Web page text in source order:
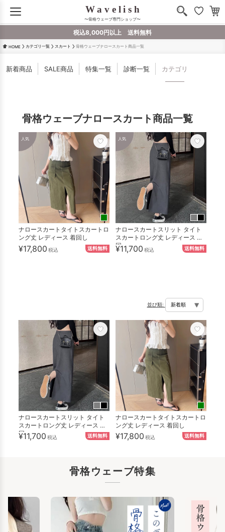
〜骨格ウェーブ専門ショップ〜
税込8,000円以上 送料無料
HOME カテゴリ一覧 スカート 骨格ウェーブナロースカート商品一覧
新着商品 SALE商品 特集一覧 診断一覧 カテゴリ
骨格ウェーブナロースカート商品一覧
人気
ナロースカートタイトスカートロ
ング丈 レディース 着回し
¥17,800 税込 送料無料
人気
ナロースカートスリット タイト
スカートロング丈 レディース 着
回...
¥11,700 税込 送料無料
並び順:
ナロースカートスリット タイト
スカートロング丈 レディース 着
回...
¥11,700 税込 送料無料
ナロースカートタイトスカートロ
ング丈 レディース 着回し
¥17,800 税込 送料無料
骨格ウェーブ特集